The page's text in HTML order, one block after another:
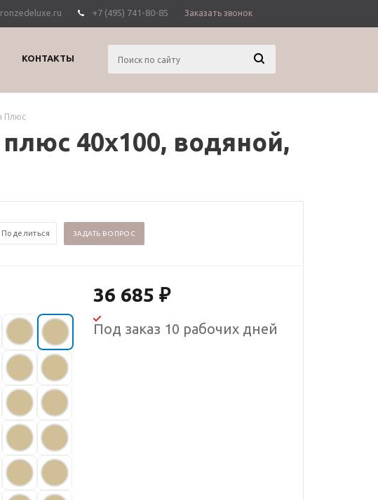
+7 (495) 741-80-85 Заказать звонок
КОНТАКТЫ
Плюс
40х100, водяной,
Поделиться ЗАДАТЬ ВОПРОС
36 685 ₽
Под заказ 10 рабочих дней